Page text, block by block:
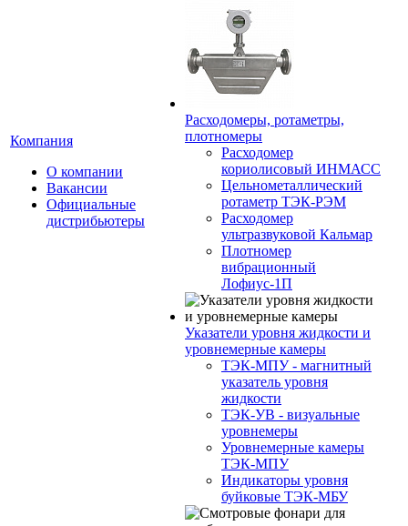
Компания
О компании
Вакансии
Официальные
дистрибьютеры
Расходомеры, ротаметры,
плотномеры
Расходомер
кориолисовый ИНМАСС
Цельнометаллический
ротаметр ТЭК-РЭМ
Расходомер
ультразвуковой Кальмар
Плотномер
вибрационный
Лофиус-1П
Указатели уровня жидкости и
уровнемерные камеры
ТЭК-МПУ - магнитный
указатель уровня
жидкости
ТЭК-УВ - визуальные
уровнемеры
Уровнемерные камеры
ТЭК-МПУ
Индикаторы уровня
буйковые ТЭК-МБУ